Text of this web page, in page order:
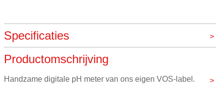
Specificaties
Merk
Productomschrijving
Handzame digitale pH meter van ons eigen VOS-label.